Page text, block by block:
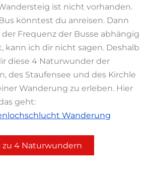
ist nicht vorhanden.
könntest du anreisen. Dann
Frequenz der Busse abhängig
kann ich dir nicht sagen. Deshalb
diese 4 Naturwunder der
des Staufensee und des Kirchle
Wanderung zu erleben. Hier
geht:
Wanderung
zu 4 Naturwundern